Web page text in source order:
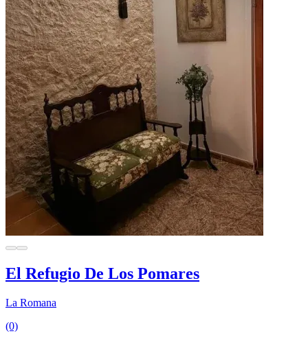
El Refugio De Los Pomares
La Romana
(0)